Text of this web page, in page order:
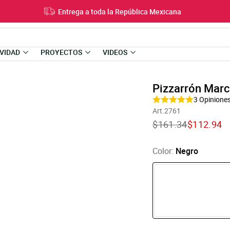
Entrega a toda la República Mexicana
PROYECTOS VIDEOS
Pizzarrón
3
Art.2761
Translation
missing:
$161.34Translation
missing:
$112.94
Color: Negro